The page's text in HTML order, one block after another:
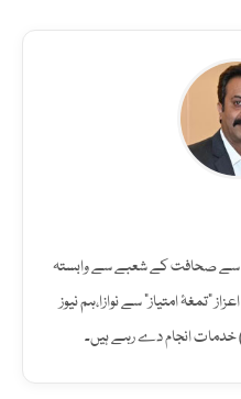
عرصے سے صحافت کے شعبے سے وابستہ
"تمغۂ امتیاز" سے نوازا،ہم نیوز
خدمات انجام دے رہے ہیں۔